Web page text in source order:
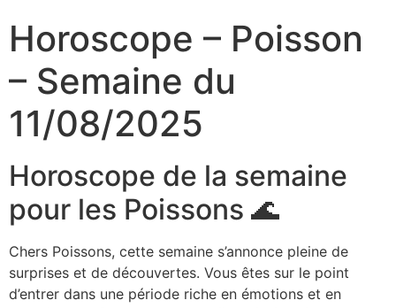
Horoscope – Poisson
– Semaine du
11/08/2025
Horoscope de la semaine
pour les Poissons 🌊
Chers Poissons, cette semaine s’annonce pleine de
surprises et de découvertes. Vous êtes sur le point
d’entrer dans une période riche en émotions et en